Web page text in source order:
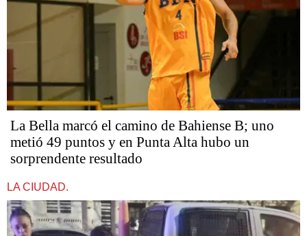
La Bella marcó el camino de Bahiense B; uno
metió 49 puntos y en Punta Alta hubo un
sorprendente resultado
LA CIUDAD.